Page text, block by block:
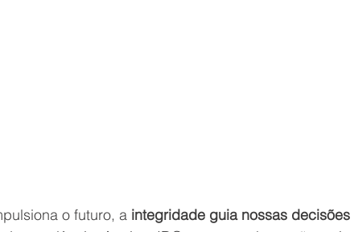
o futuro, a integridade guia nossas decisões